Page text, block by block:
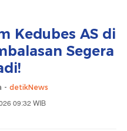
Kedubes AS di
Segera
- detikNews
09:32 WIB